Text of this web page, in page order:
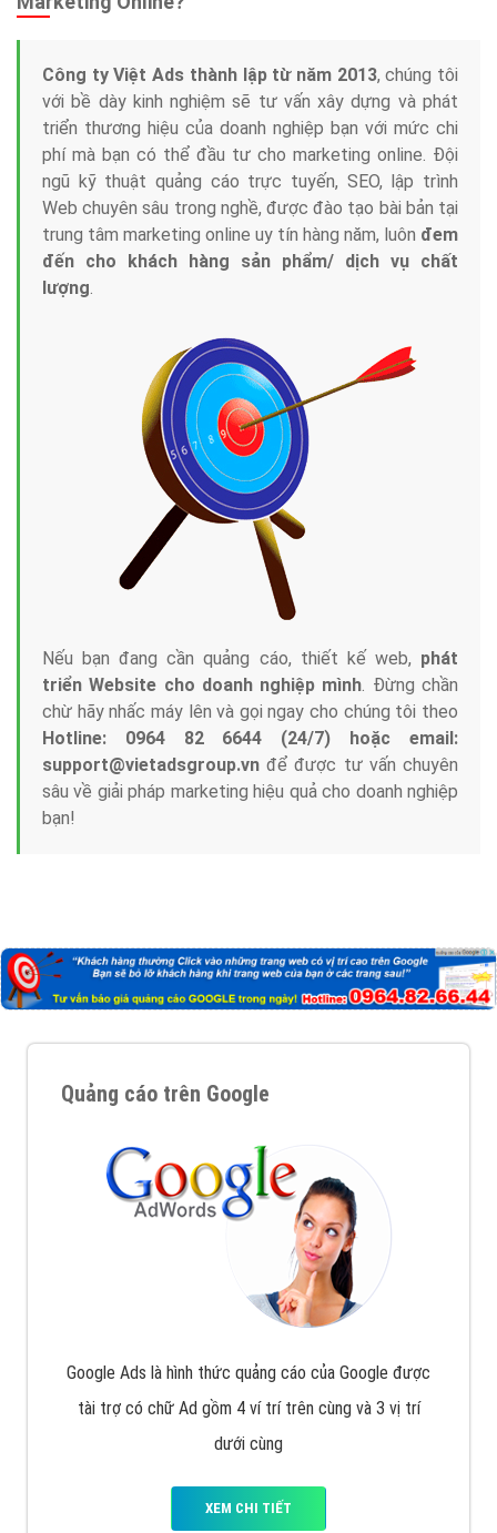
Công ty Việt Ads thành lập từ năm 2013, chúng tôi
với bề dày kinh nghiệm sẽ tư vấn xây dựng và phát
triển thương hiệu của doanh nghiệp bạn với mức chi
phí mà bạn có thể đầu tư cho marketing online. Đội
ngũ kỹ thuật quảng cáo trực tuyến, SEO, lập trình
Web chuyên sâu trong nghề, được đào tạo bài bản tại
trung tâm marketing online uy tín hàng năm, luôn đem
đến cho khách hàng sản phẩm/ dịch vụ chất
lượng.
Nếu bạn đang cần quảng cáo, thiết kế web, phát
triển Website cho doanh nghiệp mình. Đừng chần
chừ hãy nhấc máy lên và gọi ngay cho chúng tôi theo
Hotline: 0964 82 6644 (24/7) hoặc email:
support@vietadsgroup.vn để được tư vấn chuyên
sâu về giải pháp marketing hiệu quả cho doanh nghiệp
bạn!
Quảng cáo trên Google
Google Ads là hình thức quảng cáo của Google được
tài trợ có chữ Ad gồm 4 ví trí trên cùng và 3 vị trí
dưới cùng
XEM CHI TIẾT